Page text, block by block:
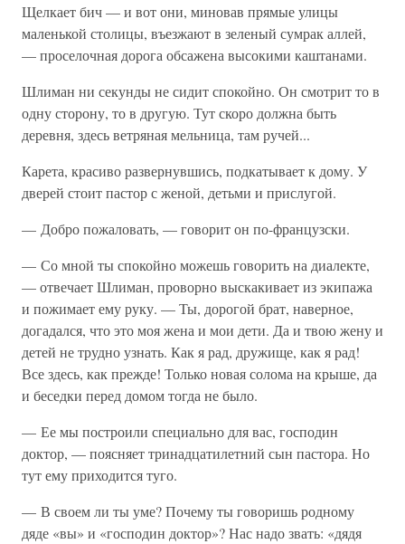
Щелкает бич — и вот они, миновав прямые улицы
маленькой столицы, въезжают в зеленый сумрак аллей,
— проселочная дорога обсажена высокими каштанами.
Шлиман ни секунды не сидит спокойно. Он смотрит то в
одну сторону, то в другую. Тут скоро должна быть
деревня, здесь ветряная мельница, там ручей...
Карета, красиво развернувшись, подкатывает к дому. У
дверей стоит пастор с женой, детьми и прислугой.
— Добро пожаловать, — говорит он по-французски.
— Со мной ты спокойно можешь говорить на диалекте,
— отвечает Шлиман, проворно выскакивает из экипажа
и пожимает ему руку. — Ты, дорогой брат, наверное,
догадался, что это моя жена и мои дети. Да и твою жену и
детей не трудно узнать. Как я рад, дружище, как я рад!
Все здесь, как прежде! Только новая солома на крыше, да
и беседки перед домом тогда не было.
— Ее мы построили специально для вас, господин
доктор, — поясняет тринадцатилетний сын пастора. Но
тут ему приходится туго.
— В своем ли ты уме? Почему ты говоришь родному
дяде «вы» и «господин доктор»? Нас надо звать: «дядя